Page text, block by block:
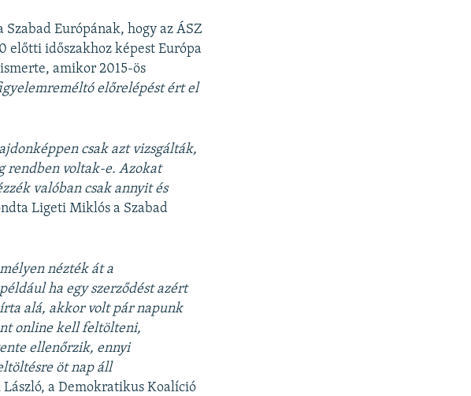
Európának, hogy az ÁSZ
előtti időszakhoz képest Európa
amikor 2015-ös
előrelépést ért el
csak azt vizsgálták,
rendben voltak-e. Azokat
valóban csak annyit és
Ligeti Miklós a Szabad
nézték át a
ha egy szerződést azért
alá, akkor volt pár napunk
online kell feltölteni,
ellenőrzik, ennyi
öt nap áll
a Demokratikus Koalíció